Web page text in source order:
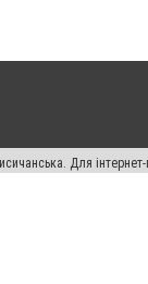
Для